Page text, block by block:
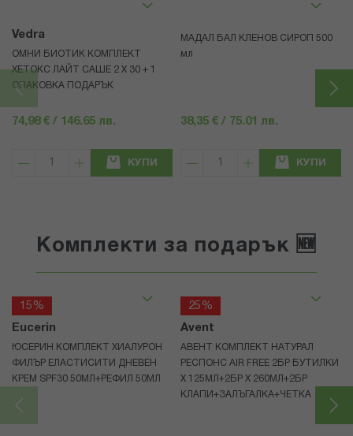
Vedra
ОМНИ БИОТИК КОМПЛЕКТ
ХЕТОКС ЛАЙТ САШЕ 2 X 30 + 1
ОПАКОВКА ПОДАРЪК
74,98 € / 146.65 лв.
КУПИ
МАДАЛ БАЛ КЛЕНОВ СИРОП 500
мл
38,35 € / 75.01 лв.
КУПИ
Комплекти за подарък 🆕
15%
Eucerin
ЮСЕРИН КОМПЛЕКТ ХИАЛУРОН
ФИЛЪР ЕЛАСТИСИТИ ДНЕВЕН
КРЕМ SPF30 50МЛ+РЕФИЛ 50МЛ
25%
Avent
АВЕНТ КОМПЛЕКТ НАТУРАЛ
РЕСПОНС AIR FREE 2БР БУТИЛКИ
Х 125МЛ+2БР Х 260МЛ+2БР
КЛАПИ+ЗАЛЪГАЛКА+ЧЕТКА